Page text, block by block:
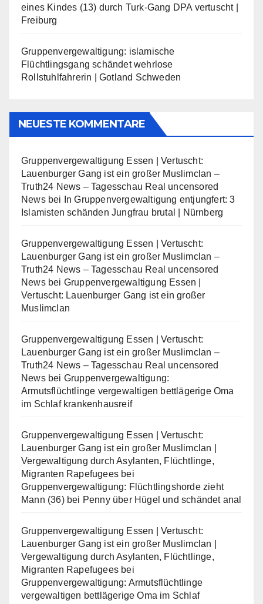
eines Kindes (13) durch Turk-Gang DPA vertuscht |
Freiburg
Gruppenvergewaltigung: islamische
Flüchtlingsgang schändet wehrlose
Rollstuhlfahrerin | Gotland Schweden
NEUESTE KOMMENTARE
Gruppenvergewaltigung Essen | Vertuscht:
Lauenburger Gang ist ein großer Muslimclan –
Truth24 News – Tagesschau Real uncensored
Newsbei
In Gruppenvergewaltigung entjungfert: 3
Islamisten schänden Jungfrau brutal | Nürnberg
Gruppenvergewaltigung Essen | Vertuscht:
Lauenburger Gang ist ein großer Muslimclan –
Truth24 News – Tagesschau Real uncensored
Newsbei Gruppenvergewaltigung Essen |
Vertuscht: Lauenburger Gang ist ein großer
Muslimclan
Gruppenvergewaltigung Essen | Vertuscht:
Lauenburger Gang ist ein großer Muslimclan –
Truth24 News – Tagesschau Real uncensored
Newsbei Gruppenvergewaltigung:
Armutsflüchtlinge vergewaltigen bettlägerige Oma
im Schlaf krankenhausreif
Gruppenvergewaltigung Essen | Vertuscht:
Lauenburger Gang ist ein großer Muslimclan |
Vergewaltigung durch Asylanten, Flüchtlinge,
Migranten Rapefugees bei
Gruppenvergewaltigung: Flüchtlingshorde zieht
Mann (36) bei Penny über Hügel und schändet anal
Gruppenvergewaltigung Essen | Vertuscht:
Lauenburger Gang ist ein großer Muslimclan |
Vergewaltigung durch Asylanten, Flüchtlinge,
Migranten Rapefugees bei
Gruppenvergewaltigung: Armutsflüchtlinge
vergewaltigen bettlägerige Oma im Schlaf